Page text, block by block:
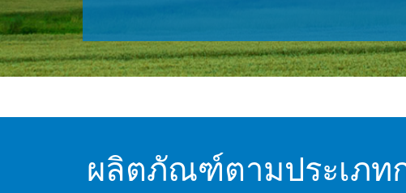
ผลิตภัณฑ์ตามประเภท